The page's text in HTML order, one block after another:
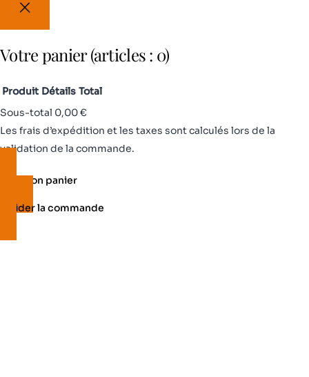
Votre panier(articles : 0)
Produits
dans
Produit Détails Total
Sous-total 0,00 €
Les frais d’expédition et les taxes sont calculés lors de la
validation de la commande.
Voir mon panier
Valider la commande